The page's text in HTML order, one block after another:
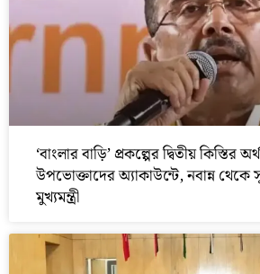
‘বাংলার বাড়ি’ প্রকল্পের দ্বিতীয় কিস্তির
উপভোক্তাদের অ্যাকাউন্টে, নবান্ন থেকে
মুখ্যমন্ত্রী